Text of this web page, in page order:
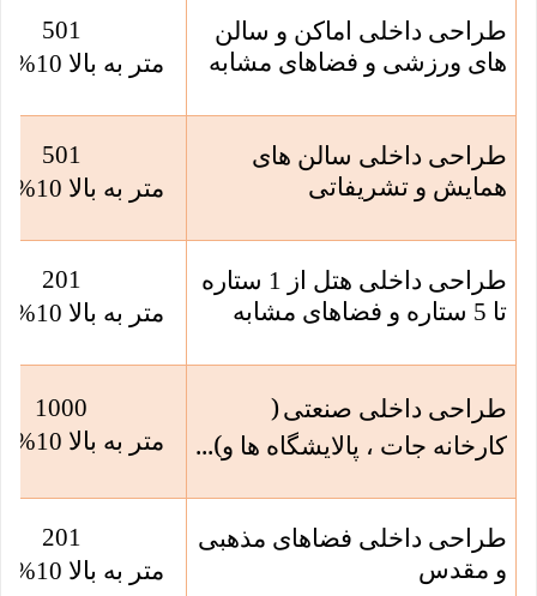
طراحی داخلی اماکن و سالن
های ورزشی و فضاهای مشابه
501
متر به بالا 10% کسر
طراحی داخلی سالن های
همایش و تشریفاتی
501
متر به بالا 10% کسر
طراحی داخلی هتل از 1 ستاره
تا 5 ستاره و فضاهای مشابه
201
متر به بالا 10% کسر
طراحی داخلی صنعتی)
کارخانه جات ، پالایشگاه ها و...(
1000
متر به بالا 10% کسر
طراحی داخلی فضاهای مذهبی
و مقدس
201
متر به بالا 10% کسر